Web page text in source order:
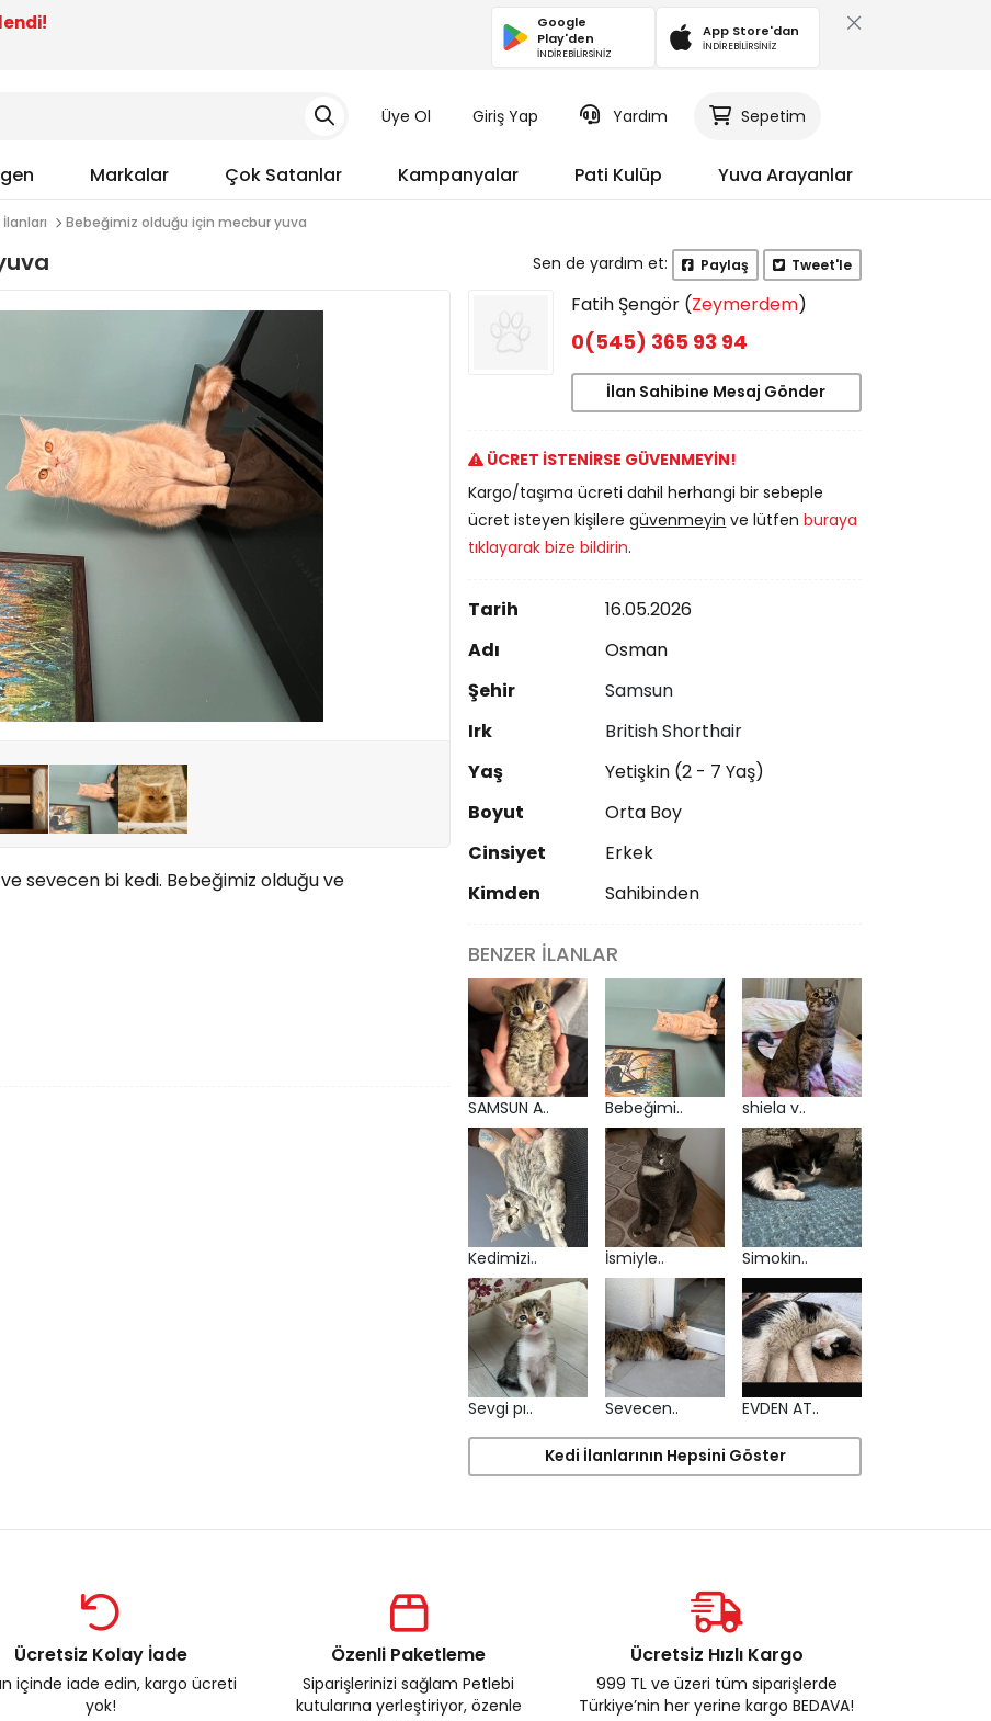
Google
Play'den
İNDİREBİLİRSİNİZ
App Store'dan
İNDİREBİLİRSİNİZ
Üye Ol Giriş Yap Yardım Sepetim
Markalar Çok Satanlar Kampanyalar Pati Kulüp Yuva Arayanlar
Bebeğimiz olduğu için mecbur yuva
Sen de yardım et: Paylaş Tweet'le
ve sevecen bi kedi. Bebeğimiz olduğu ve
Fatih Şengör (Zeymerdem)
0(545) 365 93 94
İlan Sahibine Mesaj Gönder
ÜCRET İSTENİRSE GÜVENMEYİN!
Kargo/taşıma ücreti dahil herhangi bir sebeple
ücret isteyen kişileregüvenmeyin ve lütfenburaya
tıklayarak bize bildirin.
Tarih
16.05.2026
Adı
Osman
Şehir
Samsun
Irk
British Shorthair
Yaş
Yetişkin (2 - 7 Yaş)
Boyut
Orta Boy
Cinsiyet
Erkek
Kimden
Sahibinden
BENZER İLANLAR
SAMSUN A.. Bebeğimi.. shiela v..
Kedimizi.. İsmiyle.. Simokin..
Sevgi pı.. Sevecen.. EVDEN AT..
Kedi İlanlarının Hepsini Göster
Ücretsiz Kolay İade
içinde iade edin, kargo ücreti
yok!
Özenli Paketleme
Siparişlerinizi sağlam Petlebi
kutularına yerleştiriyor, özenle
Ücretsiz Hızlı Kargo
999 TL ve üzeri tüm siparişlerde
Türkiye’nin her yerine kargo BEDAVA!